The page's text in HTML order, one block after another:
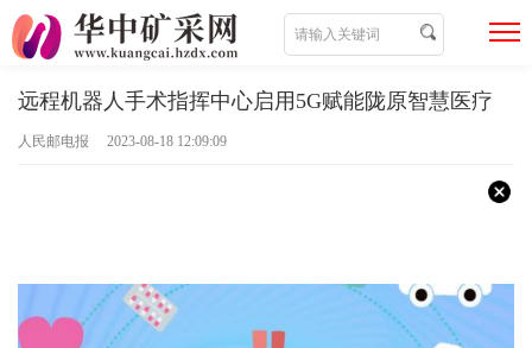
远程机器人手术指挥中心启用5G赋能陇原智慧医疗
人民邮电报 2023-08-18 12:09:09